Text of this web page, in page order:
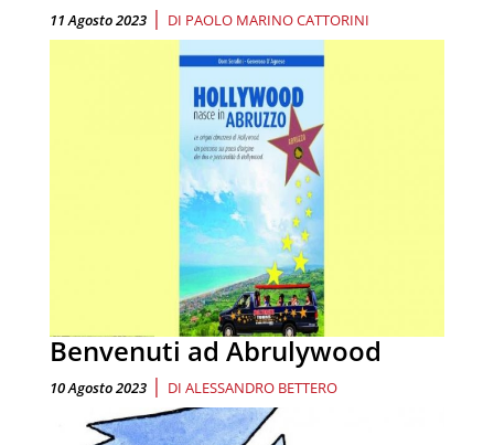
11 Agosto 2023 | DI PAOLO MARINO CATTORINI
Benvenuti ad Abrulywood
10 Agosto 2023 | DI ALESSANDRO BETTERO